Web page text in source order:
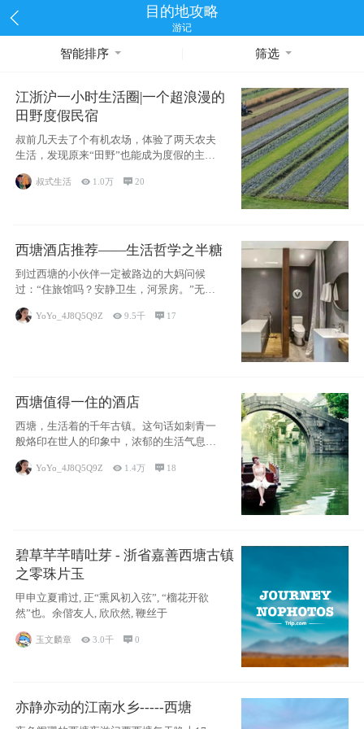
目的地攻略
游记
智能排序 筛选
江浙沪一小时生活圈|一个超浪漫的
田野度假民宿
叔前几天去了个有机农场，体验了两天农夫
生活，发现原来“田野”也能成为度假的主旋
律。江
叔式生活  1.0万 20
西塘酒店推荐——生活哲学之半糖
到过西塘的小伙伴一定被路边的大妈问候
过：“住旅馆吗？安静卫生，河景房。”无意
YoYo_4J8Q5Q9Z 9.5千  17
西塘值得一住的酒店
西塘，生活着的千年古镇。这句话如刺青一
般烙印在世人的印象中，浓郁的生活气息，
小桥流水
YoYo_4J8Q5Q9Z  1.4万  18
碧草芊芊晴吐芽 - 浙省嘉善西塘古镇
之零珠片玉
甲申立夏甫过, 正“熏风初入弦”, “榴花开欲
然”也。余偕友人, 欣欣然, 鞭丝于
玉文麟章  3.0千 0
亦静亦动的江南水乡-----西塘